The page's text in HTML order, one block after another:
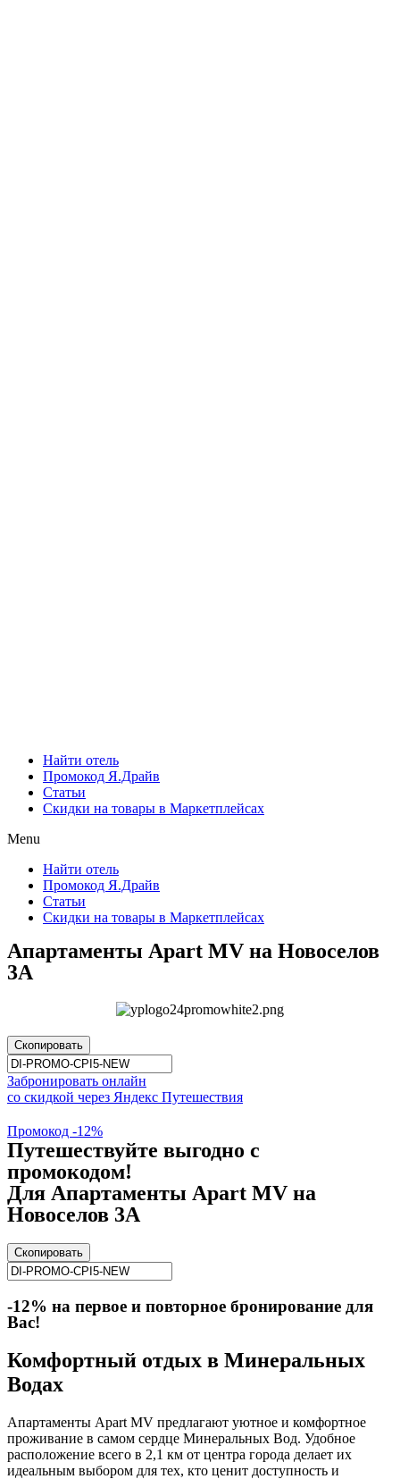
Найти отель
Промокод Я.Драйв
Статьи
Скидки на товары в Маркетплейсах
Menu
Найти отель
Промокод Я.Драйв
Статьи
Скидки на товары в Маркетплейсах
Апартаменты Apart MV на Новоселов
3А
Скопировать
Забронировать онлайн
со скидкой через Яндекс Путешествия
Промокод -12%
Путешествуйте выгодно с
промокодом!
Для Апартаменты Apart MV на
Новоселов 3А
Скопировать
-12% на первое и повторное бронирование для
Вас!
Комфортный отдых в Минеральных
Водах
Апартаменты Apart MV предлагают уютное и комфортное
проживание в самом сердце Минеральных Вод. Удобное
расположение всего в 2,1 км от центра города делает их
идеальным выбором для тех, кто ценит доступность и